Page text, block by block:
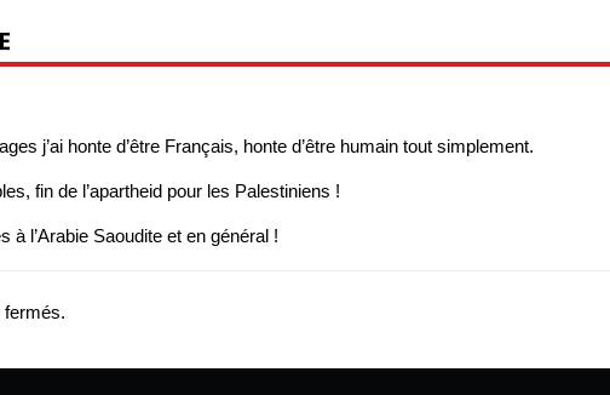
j’ai honte d’être Français, honte d’être humain tout simplement.
fin de l’apartheid pour les Palestiniens !
à l’Arabie Saoudite et en général !
fermés.